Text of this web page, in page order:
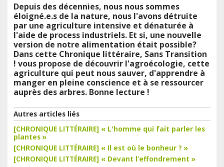
Depuis des décennies, nous nous sommes
éloigné.e.s de la nature, nous l'avons détruite
par une agriculture intensive et dénaturée à
l'aide de process industriels. Et si, une nouvelle
version de notre alimentation était possible?
Dans cette Chronique littéraire, Sans Transition
! vous propose de découvrir l'agroécologie, cette
agriculture qui peut nous sauver, d'apprendre à
manger en pleine conscience et à se ressourcer
auprès des arbres. Bonne lecture !
Autres articles liés
[CHRONIQUE LITTÉRAIRE] « L'homme qui fait parler les
plantes »
[CHRONIQUE LITTÉRAIRE] « Il est où le bonheur ? »
[CHRONIQUE LITTÉRAIRE] « Devant l’effondrement »